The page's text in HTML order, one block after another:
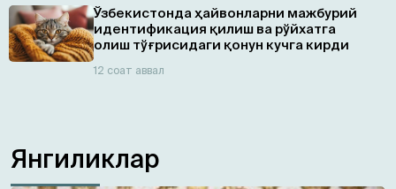
Ўзбекистонда ҳайвонларни мажбурий
идентификация қилиш ва рўйхатга
олиш тўғрисидаги қонун кучга кирди
12 соат аввал
Янгиликлар